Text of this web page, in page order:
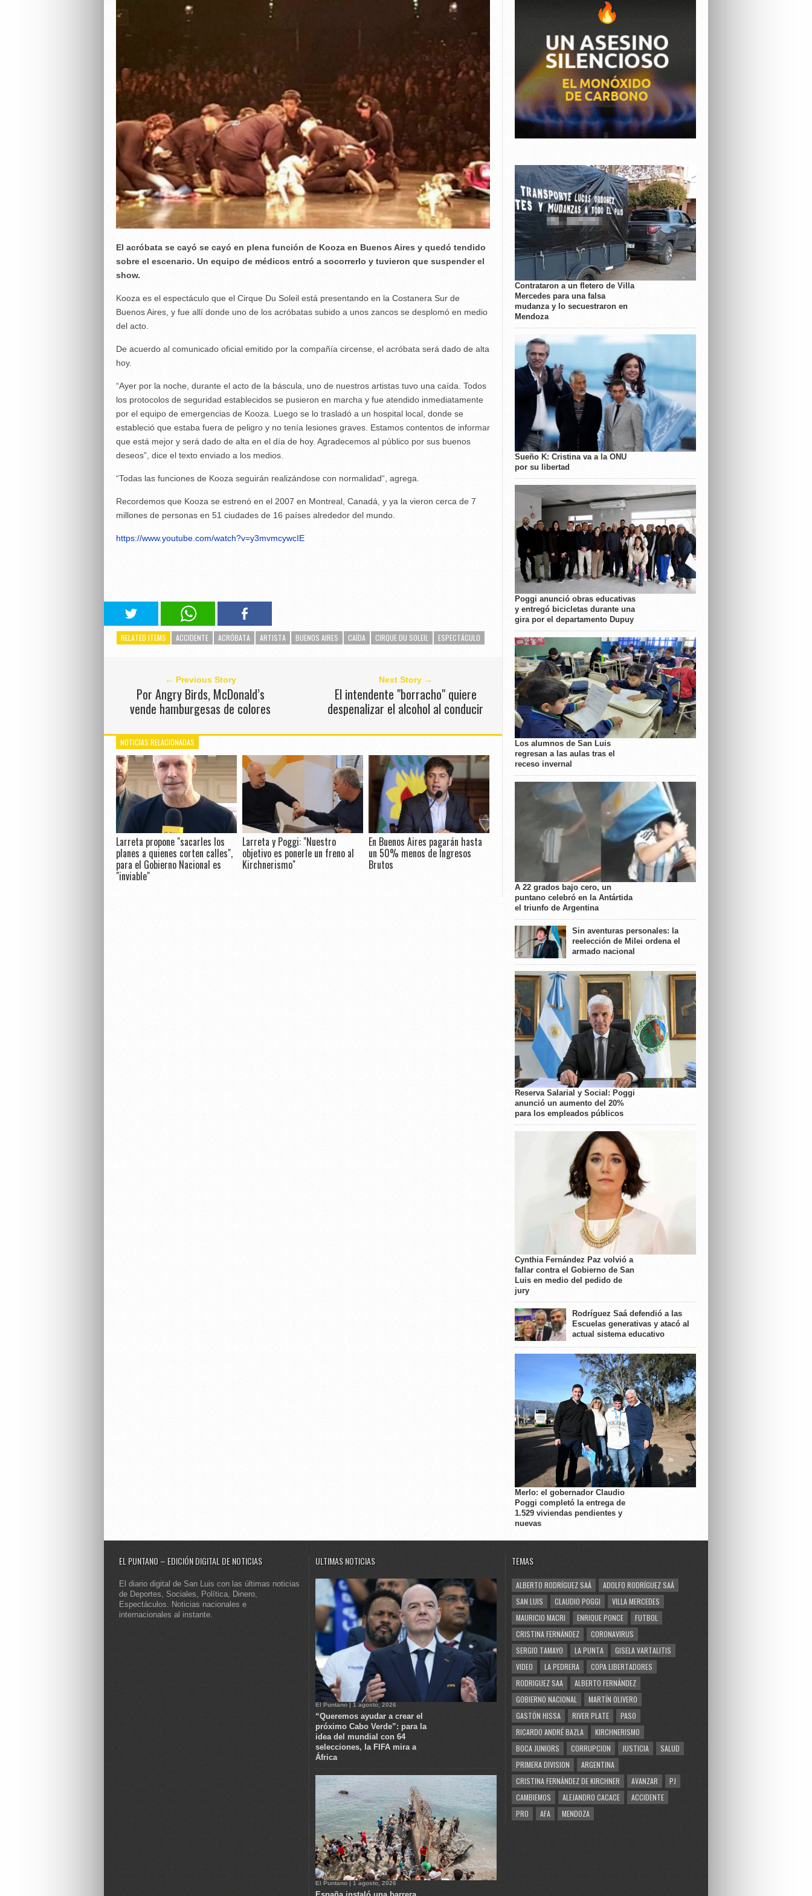
El acróbata se cayó se cayó en plena función de Kooza en Buenos Aires y quedó tendido
sobre el escenario. Un equipo de médicos entró a socorrerlo y tuvieron que suspender el
show.
Kooza es el espectáculo que el Cirque Du Soleil está presentando en la Costanera Sur de
Buenos Aires, y fue allí donde uno de los acróbatas subido a unos zancos se desplomó en medio
del acto.
De acuerdo al comunicado oficial emitido por la compañía circense, el acróbata será dado de alta
hoy.
“Ayer por la noche, durante el acto de la báscula, uno de nuestros artistas tuvo una caída. Todos
los protocolos de seguridad establecidos se pusieron en marcha y fue atendido inmediatamente
por el equipo de emergencias de Kooza. Luego se lo trasladó a un hospital local, donde se
estableció que estaba fuera de peligro y no tenía lesiones graves. Estamos contentos de informar
que está mejor y será dado de alta en el día de hoy. Agradecemos al público por sus buenos
deseos”, dice el texto enviado a los medios.
“Todas las funciones de Kooza seguirán realizándose con normalidad“, agrega.
Recordemos que Kooza se estrenó en el 2007 en Montreal, Canadá, y ya la vieron cerca de 7
millones de personas en 51 ciudades de 16 países alrededor del mundo.
https://www.youtube.com/watch?v=y3mvmcywcIE
RELATED ITEMS ACCIDENTE ACRÓBATA ARTISTA BUENOS AIRES CAÍDA CIRQUE DU SOLEIL ESPECTÁCULO
← Previous Story
Por Angry Birds, McDonald’s
vende hamburgesas de colores
Next Story →
El intendente "borracho" quiere
despenalizar el alcohol al conducir
NOTICIAS RELACIONADAS
Larreta propone "sacarles los
planes a quienes corten calles",
para el Gobierno Nacional es
"inviable"
Larreta y Poggi: "Nuestro
objetivo es ponerle un freno al
Kirchnerismo"
En Buenos Aires pagarán hasta
un 50% menos de Ingresos
Brutos
Contrataron a un fletero de Villa
Mercedes para una falsa
mudanza y lo secuestraron en
Mendoza
Sueño K: Cristina va a la ONU
por su libertad
Poggi anunció obras educativas
y entregó bicicletas durante una
gira por el departamento Dupuy
Los alumnos de San Luis
regresan a las aulas tras el
receso invernal
A 22 grados bajo cero, un
puntano celebró en la Antártida
el triunfo de Argentina
Sin aventuras personales: la
reelección de Milei ordena el
armado nacional
Reserva Salarial y Social: Poggi
anunció un aumento del 20%
para los empleados públicos
Cynthia Fernández Paz volvió a
fallar contra el Gobierno de San
Luis en medio del pedido de
jury
Rodríguez Saá defendió a las
Escuelas generativas y atacó al
actual sistema educativo
Merlo: el gobernador Claudio
Poggi completó la entrega de
1.529 viviendas pendientes y
nuevas
EL PUNTANO – EDICIÓN DIGITAL DE NOTICIAS
El diario digital de San Luis con las últimas noticias
de Deportes, Sociales, Política, Dinero,
Espectáculos. Noticias nacionales e
internacionales al instante.
ULTIMAS NOTICIAS
El Puntano | 1 agosto, 2026
“Queremos ayudar a crear el
próximo Cabo Verde”: para la
idea del mundial con 64
selecciones, la FIFA mira a
África
El Puntano | 1 agosto, 2026
TEMAS
ALBERTO RODRÍGUEZ SAÁ
ADOLFO RODRÍGUEZ SAÁ
SAN LUIS
CLAUDIO POGGI
VILLA MERCEDES
MAURICIO MACRI
ENRIQUE PONCE
FUTBOL
CRISTINA FERNÁNDEZ
CORONAVIRUS
SERGIO TAMAYO
LA PUNTA
GISELA VARTALITIS
VIDEO
LA PEDRERA
COPA LIBERTADORES
RODRIGUEZ SAA
ALBERTO FERNÁNDEZ
GOBIERNO NACIONAL
MARTÍN OLIVERO
GASTÓN HISSA
RIVER PLATE
PASO
RICARDO ANDRÉ BAZLA
KIRCHNERISMO
BOCA JUNIORS
CORRUPCION JUSTICIA
SALUD
PRIMERA DIVISION
ARGENTINA
CRISTINA FERNÁNDEZ DE KIRCHNER
AVANZAR
PJ
CAMBIEMOS
ALEJANDRO CACACE
ACCIDENTE
PRO
AFA MENDOZA